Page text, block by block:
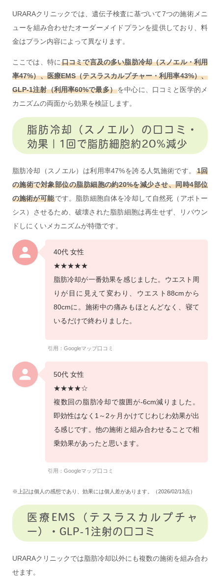
URARAクリニックでは、遺伝子検査に基づいて7つの施術メニ
ューを組み合わせたオーダーメイドプランを提供しており、料
金はプラン内容によって異なります。
ここでは、特に口コミで言及の多い脂肪冷却（スノエル・利用
率47%）、医療EMS（テスラスカルプチャー・利用率43%）、
GLP-1注射（利用率60%で最多）を中心に、口コミと医学的メ
カニズムの両面から効果を検証します。
脂肪冷却（スノエル）の口コミ・
効果｜1回で脂肪細胞約20%減少
脂肪冷却（スノエル）は利用率47%を誇る人気施術です。
1回
の施術で対象部位の脂肪細胞の約20%を減少させ、同時4部位
の施術が可能です。脂肪細胞自体を冷却して自然死（アポトー
シス）させるため、破壊された脂肪細胞は再生せず、リバウン
ドしにくいメカニズムが特徴です。
40代 女性
★★★★★
脂肪冷却が一番効果を感じました。ウエスト周
りが目に見えて変わり、ウエスト88cmから
80cmに。施術中の痛みもほとんどなく、寝て
いるだけで終わりました。
引用：Googleマップ口コミ
50代 女性
★★★★☆
複数回の脂肪冷却で腹囲が-6cm減りました。
即効性はなく1～2ヶ月かけてじわじわ効果が出
る感じです。他の施術と組み合わせることで相
乗効果があったと思います。
引用：Googleマップ口コミ
※上記は個人の感想であり、効果には個人差があります。（2026/02/13点）
医療EMS（テスラスカルプチャ
ー）・GLP-1注射の口コミ
URARAクリニックでは脂肪冷却以外にも複数の施術を組み合わ
せます。